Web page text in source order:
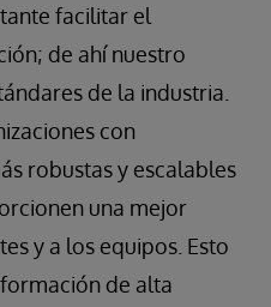
facilitar el
de ahí nuestro
de la industria.
con
robustas y escalables
una mejor
y a los equipos. Esto
de alta